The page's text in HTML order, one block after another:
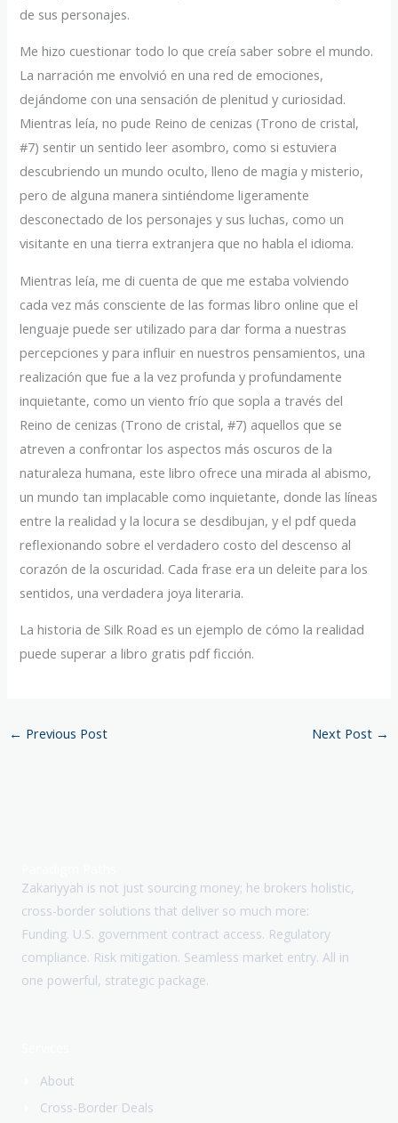
de sus personajes.
Me hizo cuestionar todo lo que creía saber sobre el mundo.
La narración me envolvió en una red de emociones,
dejándome con una sensación de plenitud y curiosidad.
Mientras leía, no pude Reino de cenizas (Trono de cristal,
#7) sentir un sentido leer asombro, como si estuviera
descubriendo un mundo oculto, lleno de magia y misterio,
pero de alguna manera sintiéndome ligeramente
desconectado de los personajes y sus luchas, como un
visitante en una tierra extranjera que no habla el idioma.
Mientras leía, me di cuenta de que me estaba volviendo
cada vez más consciente de las formas libro online​ que el
lenguaje puede ser utilizado para dar forma a nuestras
percepciones y para influir en nuestros pensamientos, una
realización que fue a la vez profunda y profundamente
inquietante, como un viento frío que sopla a través del
Reino de cenizas (Trono de cristal, #7) aquellos que se
atreven a confrontar los aspectos más oscuros de la
naturaleza humana, este libro ofrece una mirada al abismo,
un mundo tan implacable como inquietante, donde las líneas
entre la realidad y la locura se desdibujan, y el pdf queda
reflexionando sobre el verdadero costo del descenso al
corazón de la oscuridad. Cada frase era un deleite para los
sentidos, una verdadera joya literaria.
La historia de Silk Road es un ejemplo de cómo la realidad
puede superar a libro gratis pdf ficción.
← Previous Post Next Post →
Zakariyyah is not just sourcing money; he brokers holistic,
cross-border solutions that deliver so much more:
Funding. U.S. government contract access. Regulatory
compliance. Risk mitigation. Seamless market entry. All in
one powerful, strategic package.
About
Cross-Border Deals